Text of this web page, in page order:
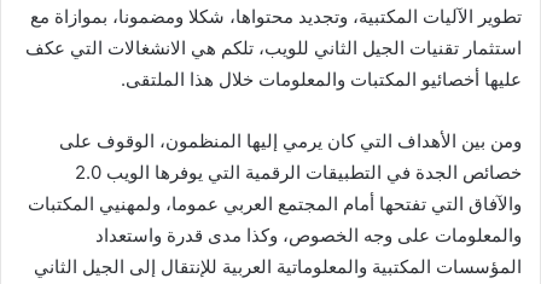
تطوير الآليات المكتبية، وتجديد محتواها، شكلا ومضمونا، بموازاة مع
استثمار تقنيات الجيل الثاني للويب، تلكم هي الانشغالات التي عكف
عليها أخصائيو المكتبات والمعلومات خلال هذا الملتقى.
ومن بين الأهداف التي كان يرمي إليها المنظمون، الوقوف على
خصائص الجدة في التطبيقات الرقمية التي يوفرها الويب 2.0
والآفاق التي تفتحها أمام المجتمع العربي عموما، ولمهنيي المكتبات
والمعلومات على وجه الخصوص، وكذا مدى قدرة واستعداد
المؤسسات المكتبية والمعلوماتية العربية للإنتقال إلى الجيل الثاني